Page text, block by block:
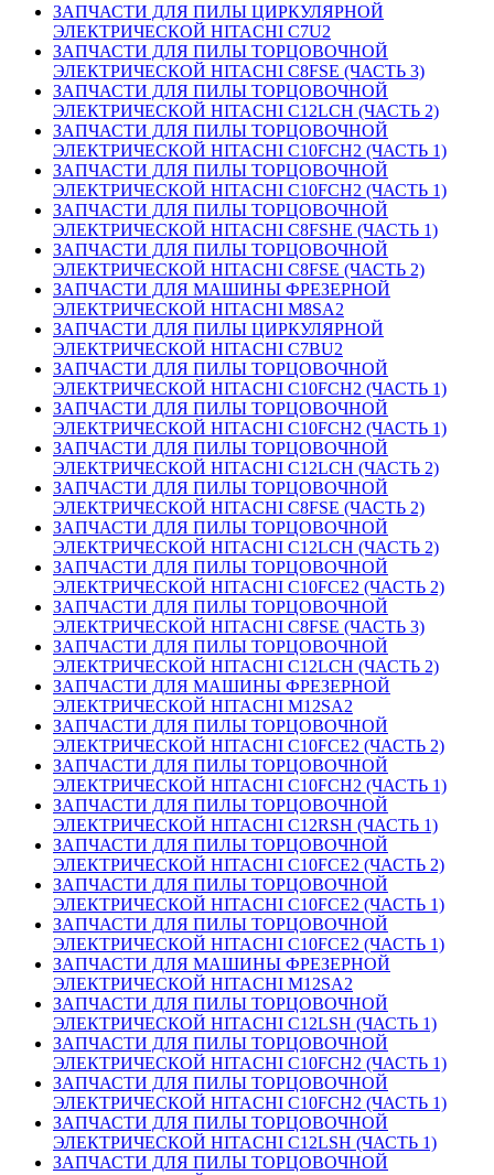
ЗАПЧАСТИ ДЛЯ ПИЛЫ ЦИРКУЛЯРНОЙ
ЭЛЕКТРИЧЕСКОЙ HITACHI C7U2
ЗАПЧАСТИ ДЛЯ ПИЛЫ ТОРЦОВОЧНОЙ
ЭЛЕКТРИЧЕСКОЙ HITACHI C8FSE (ЧАСТЬ 3)
ЗАПЧАСТИ ДЛЯ ПИЛЫ ТОРЦОВОЧНОЙ
ЭЛЕКТРИЧЕСКОЙ HITACHI C12LCH (ЧАСТЬ 2)
ЗАПЧАСТИ ДЛЯ ПИЛЫ ТОРЦОВОЧНОЙ
ЭЛЕКТРИЧЕСКОЙ HITACHI C10FCH2 (ЧАСТЬ 1)
ЗАПЧАСТИ ДЛЯ ПИЛЫ ТОРЦОВОЧНОЙ
ЭЛЕКТРИЧЕСКОЙ HITACHI C10FCH2 (ЧАСТЬ 1)
ЗАПЧАСТИ ДЛЯ ПИЛЫ ТОРЦОВОЧНОЙ
ЭЛЕКТРИЧЕСКОЙ HITACHI C8FSHE (ЧАСТЬ 1)
ЗАПЧАСТИ ДЛЯ ПИЛЫ ТОРЦОВОЧНОЙ
ЭЛЕКТРИЧЕСКОЙ HITACHI C8FSE (ЧАСТЬ 2)
ЗАПЧАСТИ ДЛЯ МАШИНЫ ФРЕЗЕРНОЙ
ЭЛЕКТРИЧЕСКОЙ HITACHI M8SA2
ЗАПЧАСТИ ДЛЯ ПИЛЫ ЦИРКУЛЯРНОЙ
ЭЛЕКТРИЧЕСКОЙ HITACHI C7BU2
ЗАПЧАСТИ ДЛЯ ПИЛЫ ТОРЦОВОЧНОЙ
ЭЛЕКТРИЧЕСКОЙ HITACHI C10FCH2 (ЧАСТЬ 1)
ЗАПЧАСТИ ДЛЯ ПИЛЫ ТОРЦОВОЧНОЙ
ЭЛЕКТРИЧЕСКОЙ HITACHI C10FCH2 (ЧАСТЬ 1)
ЗАПЧАСТИ ДЛЯ ПИЛЫ ТОРЦОВОЧНОЙ
ЭЛЕКТРИЧЕСКОЙ HITACHI C12LCH (ЧАСТЬ 2)
ЗАПЧАСТИ ДЛЯ ПИЛЫ ТОРЦОВОЧНОЙ
ЭЛЕКТРИЧЕСКОЙ HITACHI C8FSE (ЧАСТЬ 2)
ЗАПЧАСТИ ДЛЯ ПИЛЫ ТОРЦОВОЧНОЙ
ЭЛЕКТРИЧЕСКОЙ HITACHI C12LCH (ЧАСТЬ 2)
ЗАПЧАСТИ ДЛЯ ПИЛЫ ТОРЦОВОЧНОЙ
ЭЛЕКТРИЧЕСКОЙ HITACHI C10FCE2 (ЧАСТЬ 2)
ЗАПЧАСТИ ДЛЯ ПИЛЫ ТОРЦОВОЧНОЙ
ЭЛЕКТРИЧЕСКОЙ HITACHI C8FSE (ЧАСТЬ 3)
ЗАПЧАСТИ ДЛЯ ПИЛЫ ТОРЦОВОЧНОЙ
ЭЛЕКТРИЧЕСКОЙ HITACHI C12LCH (ЧАСТЬ 2)
ЗАПЧАСТИ ДЛЯ МАШИНЫ ФРЕЗЕРНОЙ
ЭЛЕКТРИЧЕСКОЙ HITACHI M12SA2
ЗАПЧАСТИ ДЛЯ ПИЛЫ ТОРЦОВОЧНОЙ
ЭЛЕКТРИЧЕСКОЙ HITACHI C10FCE2 (ЧАСТЬ 2)
ЗАПЧАСТИ ДЛЯ ПИЛЫ ТОРЦОВОЧНОЙ
ЭЛЕКТРИЧЕСКОЙ HITACHI C10FCH2 (ЧАСТЬ 1)
ЗАПЧАСТИ ДЛЯ ПИЛЫ ТОРЦОВОЧНОЙ
ЭЛЕКТРИЧЕСКОЙ HITACHI C12RSH (ЧАСТЬ 1)
ЗАПЧАСТИ ДЛЯ ПИЛЫ ТОРЦОВОЧНОЙ
ЭЛЕКТРИЧЕСКОЙ HITACHI C10FCE2 (ЧАСТЬ 2)
ЗАПЧАСТИ ДЛЯ ПИЛЫ ТОРЦОВОЧНОЙ
ЭЛЕКТРИЧЕСКОЙ HITACHI C10FCE2 (ЧАСТЬ 1)
ЗАПЧАСТИ ДЛЯ ПИЛЫ ТОРЦОВОЧНОЙ
ЭЛЕКТРИЧЕСКОЙ HITACHI C10FCE2 (ЧАСТЬ 1)
ЗАПЧАСТИ ДЛЯ МАШИНЫ ФРЕЗЕРНОЙ
ЭЛЕКТРИЧЕСКОЙ HITACHI M12SA2
ЗАПЧАСТИ ДЛЯ ПИЛЫ ТОРЦОВОЧНОЙ
ЭЛЕКТРИЧЕСКОЙ HITACHI C12LSH (ЧАСТЬ 1)
ЗАПЧАСТИ ДЛЯ ПИЛЫ ТОРЦОВОЧНОЙ
ЭЛЕКТРИЧЕСКОЙ HITACHI C10FCH2 (ЧАСТЬ 1)
ЗАПЧАСТИ ДЛЯ ПИЛЫ ТОРЦОВОЧНОЙ
ЭЛЕКТРИЧЕСКОЙ HITACHI C10FCH2 (ЧАСТЬ 1)
ЗАПЧАСТИ ДЛЯ ПИЛЫ ТОРЦОВОЧНОЙ
ЭЛЕКТРИЧЕСКОЙ HITACHI C12LSH (ЧАСТЬ 1)
ЗАПЧАСТИ ДЛЯ ПИЛЫ ТОРЦОВОЧНОЙ